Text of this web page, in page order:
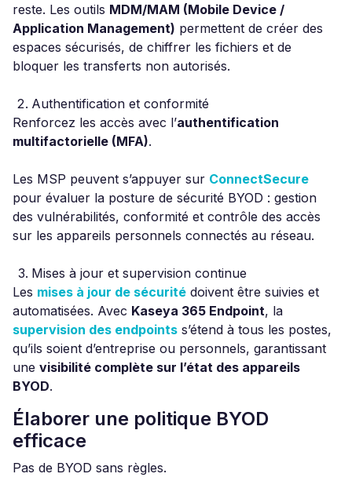
reste. Les outils MDM/MAM (Mobile Device /
Application Management) permettent de créer des
espaces sécurisés, de chiffrer les fichiers et de
bloquer les transferts non autorisés.
Authentification et conformité
Renforcez les accès avec l’authentification
multifactorielle (MFA).
Les MSP peuvent s’appuyer sur ConnectSecure
pour évaluer la posture de sécurité BYOD : gestion
des vulnérabilités, conformité et contrôle des accès
sur les appareils personnels connectés au réseau.
Mises à jour et supervision continue
Les mises à jour de sécurité doivent être suivies et
automatisées. Avec Kaseya 365 Endpoint, la
supervision des endpoints s’étend à tous les postes,
qu’ils soient d’entreprise ou personnels, garantissant
une visibilité complète sur l’état des appareils
BYOD.
Élaborer une politique BYOD
efficace
Pas de BYOD sans règles.